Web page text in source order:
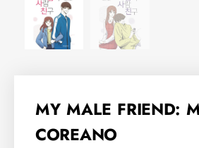
MY MALE FRIEND:
COREANO